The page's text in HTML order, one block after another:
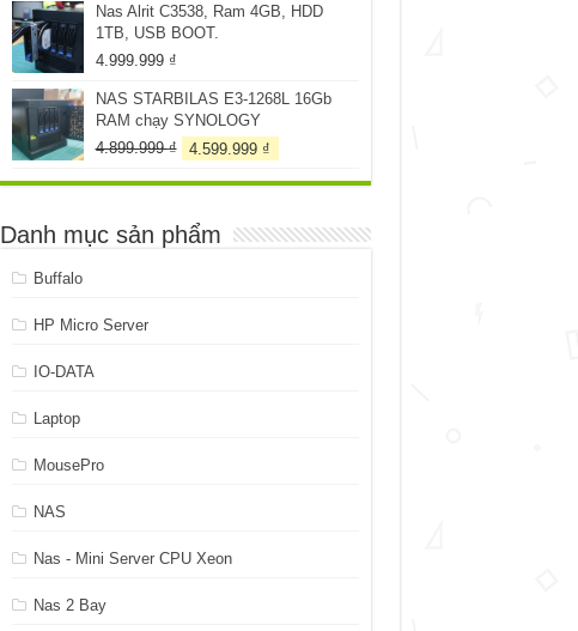
259.999 ₫.
là:
Nas Alrit C3538, Ram 4GB, HDD
1TB, USB BOOT.
4.999.999 ₫
NAS STARBILAS E3-1268L 16Gb
RAM chạy SYNOLOGY
4.899.999₫
Giá
là:
4.599.999 ₫
tại
4.599.999 ₫.
Danh mục sản phẩm
Buffalo
HP Micro Server
IO-DATA
Laptop
MousePro
NAS
Nas - Mini Server CPU Xeon
Nas 2 Bay